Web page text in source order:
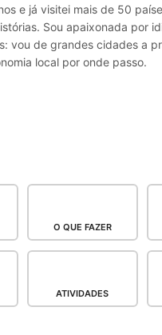
e já visitei mais de 50
Sou apaixonada por
vou de grandes cidades a
local por onde passo.
O QUE FAZER
ATIVIDADES